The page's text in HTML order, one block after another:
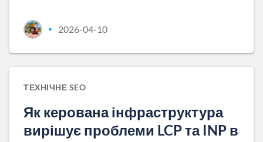
• 2026-04-10
ТЕХНІЧНЕ SEO
Як керована інфраструктура
вирішує проблеми LCP та INP в